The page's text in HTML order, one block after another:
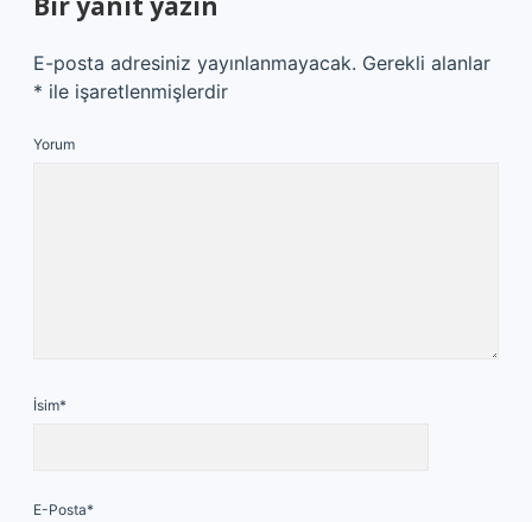
E-posta adresiniz yayınlanmayacak. Gerekli alanlar
* ile işaretlenmişlerdir
Yorum
İsim*
E-Posta*